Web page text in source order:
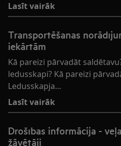
Lasīt vairāk
Transportēšanas
iekārtām
Kā pareizi pārvadāt
ledusskapi? Kā pareizi
Ledusskapja...
Lasīt vairāk
Drošības informācija -
žāvētāji